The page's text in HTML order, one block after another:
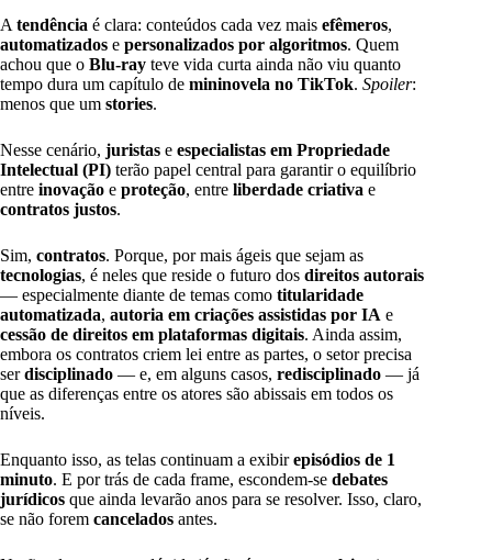
A tendência é clara: conteúdos cada vez mais efêmeros,
automatizados e personalizados por algoritmos. Quem
achou que o Blu-ray teve vida curta ainda não viu quanto
tempo dura um capítulo de mininovela no TikTok. Spoiler:
menos que um stories.
Nesse cenário, juristas e especialistas em Propriedade
Intelectual (PI) terão papel central para garantir o equilíbrio
entre inovação e proteção, entre liberdade criativa e
contratos justos.
Sim, contratos. Porque, por mais ágeis que sejam as
tecnologias, é neles que reside o futuro dos direitos autorais
— especialmente diante de temas como titularidade
automatizada, autoria em criações assistidas por IA e
cessão de direitos em plataformas digitais. Ainda assim,
embora os contratos criem lei entre as partes, o setor precisa
serdisciplinado — e, em alguns casos, redisciplinado — já
que as diferenças entre os atores são abissais em todos os
níveis.
Enquanto isso, as telas continuam a exibirepisódios de 1
minuto. E por trás de cada frame, escondem-se debates
jurídicos que ainda levarão anos para se resolver. Isso, claro,
se não forem cancelados antes.